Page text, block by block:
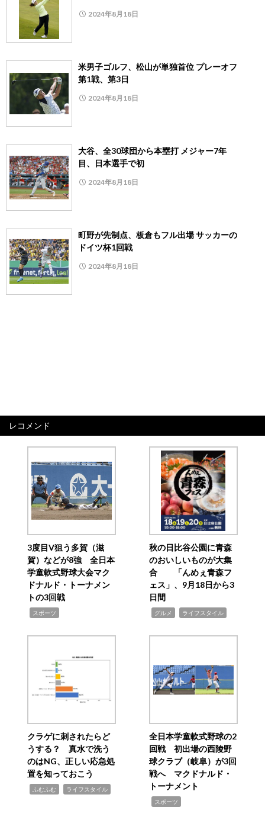
2024年8月18日
米男子ゴルフ、松山が単独首位 プレーオフ
第1戦、第3日
2024年8月18日
大谷、全30球団から本塁打 メジャー7年
目、日本選手で初
2024年8月18日
町野が先制点、板倉もフル出場 サッカーの
ドイツ杯1回戦
2024年8月18日
レコメンド
3度目V狙う多賀（滋
賀）などが8強 全日本
学童軟式野球大会マク
ドナルド・トーナメン
トの3回戦
スポーツ
秋の日比谷公園に青森
のおいしいものが大集
合 「んめぇ青森フ
ェス」、9月18日から3
日間
グルメ ライフスタイル
クラゲに刺されたらど
うする？ 真水で洗う
のはNG、正しい応急処
置を知っておこう
ふむふむ ライフスタイル
全日本学童軟式野球の2
回戦 初出場の西陵野
球クラブ（岐阜）が3回
戦へ マクドナルド・
トーナメント
スポーツ